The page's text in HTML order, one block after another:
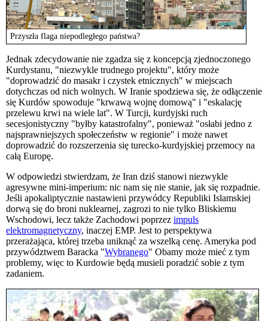
Przyszła flaga niepodległego państwa?
Jednak zdecydowanie nie zgadza się z koncepcją zjednoczonego
Kurdystanu, "niezwykle trudnego projektu", który może
"doprowadzić do masakr i czystek etnicznych" w miejscach
dotychczas od nich wolnych. W Iranie spodziewa się, że odłączenie
się Kurdów spowoduje "krwawą wojnę domową" i "eskalację
przelewu krwi na wiele lat". W Turcji, kurdyjski ruch
secesjonistyczny "byłby katastrofalny", ponieważ "osłabi jedno z
najsprawniejszych społeczeństw w regionie" i może nawet
doprowadzić do rozszerzenia się turecko-kurdyjskiej przemocy na
całą Europę.
W odpowiedzi stwierdzam, że Iran dziś stanowi niezwykle
agresywne mini-imperium: nic nam się nie stanie, jak się rozpadnie.
Jeśli apokaliptycznie nastawieni przywódcy Republiki Islamskiej
dorwą się do broni nuklearnej, zagrozi to nie tylko Bliskiemu
Wschodowi, lecz także Zachodowi poprzez impuls
elektromagnetyczny, inaczej EMP. Jest to perspektywa
przerażająca, której trzeba uniknąć za wszelką cenę. Ameryka pod
przywództwem Baracka "Wybranego" Obamy może mieć z tym
problemy, więc to Kurdowie będą musieli poradzić sobie z tym
zadaniem.